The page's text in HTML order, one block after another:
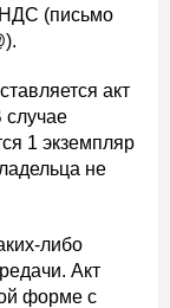
НДС (письмо
акт
случае
1 экземпляр
не
либо
Акт
форме с